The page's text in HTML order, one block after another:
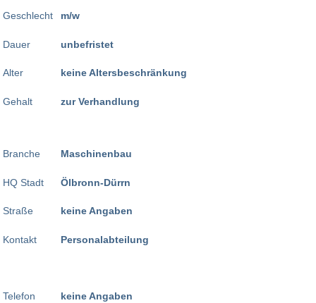
Geschlecht
Dauer
Alter
Gehalt
m/w
unbefristet
keine Altersbeschränkung
zur Verhandlung
Branche
HQ Stadt
Straße
Kontakt
Telefon
Maschinenbau
Ölbronn-Dürrn
keine Angaben
Personalabteilung
keine Angaben